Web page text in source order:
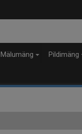
Mälumäng Pildimäng